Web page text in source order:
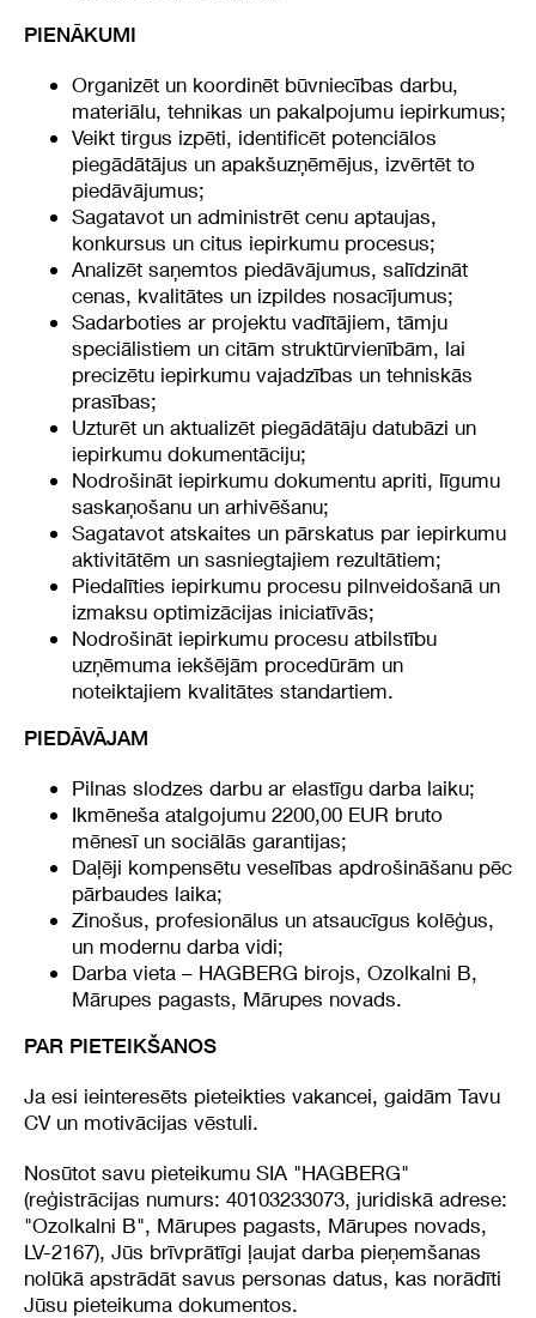
PIENĀKUMI
Organizēt un koordinēt būvniecības darbu,
materiālu, tehnikas un pakalpojumu iepirkumus;
Veikt tirgus izpēti, identificēt potenciālos
piegādātājus un apakšuzņēmējus, izvērtēt to
piedāvājumus;
Sagatavot un administrēt cenu aptaujas,
konkursus un citus iepirkumu procesus;
Analizēt saņemtos piedāvājumus, salīdzināt
cenas, kvalitātes un izpildes nosacījumus;
Sadarboties ar projektu vadītājiem, tāmju
speciālistiem un citām struktūrvienībām, lai
precizētu iepirkumu vajadzības un tehniskās
prasības;
Uzturēt un aktualizēt piegādātāju datubāzi un
iepirkumu dokumentāciju;
Nodrošināt iepirkumu dokumentu apriti, līgumu
saskaņošanu un arhivēšanu;
Sagatavot atskaites un pārskatus par iepirkumu
aktivitātēm un sasniegtajiem rezultātiem;
Piedalīties iepirkumu procesu pilnveidošanā un
izmaksu optimizācijas iniciatīvās;
Nodrošināt iepirkumu procesu atbilstību
uzņēmuma iekšējām procedūrām un
noteiktajiem kvalitātes standartiem.
PIEDĀVĀJAM
Pilnas slodzes darbu ar elastīgu darba laiku;
Ikmēneša atalgojumu 2200,00 EUR bruto
mēnesī un sociālās garantijas;
Daļēji kompensētu veselības apdrošināšanu pēc
pārbaudes laika;
Zinošus, profesionālus un atsaucīgus kolēģus,
un modernu darba vidi;
Darba vieta – HAGBERG birojs, Ozolkalni B,
Mārupes pagasts, Mārupes novads.
PAR PIETEIKŠANOS
Ja esi ieinteresēts pieteikties vakancei, gaidām Tavu
CV un motivācijas vēstuli.
Nosūtot savu pieteikumu SIA "HAGBERG"
(reģistrācijas numurs: 40103233073, juridiskā adrese:
"Ozolkalni B", Mārupes pagasts, Mārupes novads,
LV-2167), Jūs brīvprātīgi ļaujat darba pieņemšanas
nolūkā apstrādāt savus personas datus, kas norādīti
Jūsu pieteikuma dokumentos.